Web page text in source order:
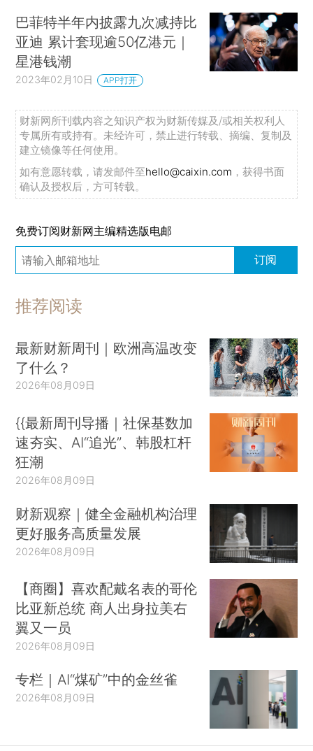
巴菲特半年内披露九次减持比
亚迪 累计套现逾50亿港元｜
星港钱潮
2023年02月10日 APP打开
财新网所刊载内容之知识产权为财新传媒及/或相关权利人
专属所有或持有。未经许可，禁止进行转载、摘编、复制及
建立镜像等任何使用。
如有意愿转载，请发邮件至hello@caixin.com ，获得书面
确认及授权后，方可转载。
免费订阅财新网主编精选版电邮
订阅
推荐阅读
最新财新周刊｜欧洲高温改变
了什么？
2026年08月09日
{{最新周刊导播｜社保基数加
速夯实、AI“追光”、韩股杠杆
狂潮
2026年08月09日
财新观察｜健全金融机构治理
更好服务高质量发展
2026年08月09日
【商圈】喜欢配戴名表的哥伦
比亚新总统 商人出身拉美右
翼又一员
2026年08月09日
专栏｜AI“煤矿”中的金丝雀
2026年08月09日